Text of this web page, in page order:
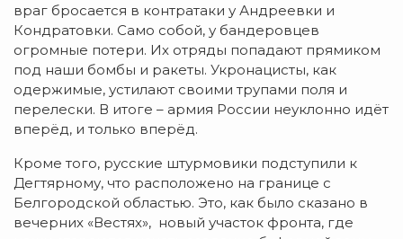
враг бросается в контратаки у Андреевки и
Кондратовки. Само собой, у бандеровцев
огромные потери. Их отряды попадают прямиком
под наши бомбы и ракеты. Укронацисты, как
одержимые, устилают своими трупами поля и
перелески. В итоге – армия России неуклонно идёт
вперёд, и только вперёд.
Кроме того, русские штурмовики подступили к
Дегтярному, что расположено на границе с
Белгородской областью. Это, как было сказано в
вечерних «Вестях», новый участок фронта, где